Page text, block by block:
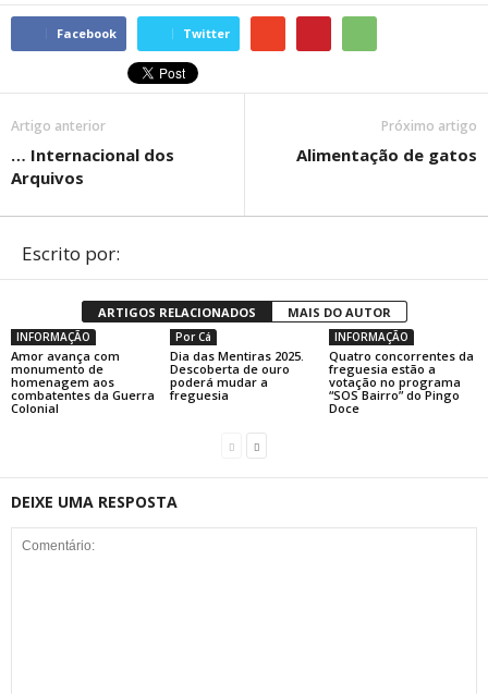
Facebook Twitter
Artigo anterior
… Internacional dos
Arquivos
Próximo artigo
Alimentação de gatos
Escrito por:
ARTIGOS RELACIONADOS MAIS DO AUTOR
INFORMAÇÃO
Amor avança com
monumento de
homenagem aos
combatentes da Guerra
Colonial
Por Cá
Dia das Mentiras 2025.
Descoberta de ouro
poderá mudar a
freguesia
INFORMAÇÃO
Quatro concorrentes da
freguesia estão a
votação no programa
“SOS Bairro” do Pingo
Doce
DEIXE UMA RESPOSTA